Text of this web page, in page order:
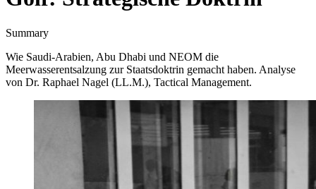
Summary
Wie Saudi-Arabien, Abu Dhabi und NEOM die
Meerwasserentsalzung zur Staatsdoktrin gemacht haben. Analyse
von Dr. Raphael Nagel (LL.M.), Tactical Management.